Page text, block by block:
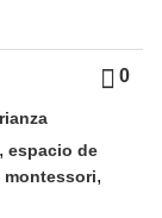
0
,espacio de
montessori,